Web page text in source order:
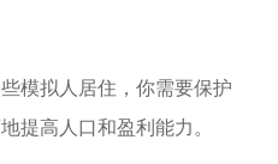
模拟人居住，你需要保护
提高人口和盈利能力。